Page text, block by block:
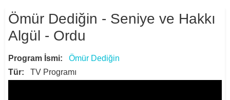
Ömür Dediğin - Seniye ve Hakkı
Algül - Ordu
Program İsmi
Ömür Dediğin
Tür
TV Programı